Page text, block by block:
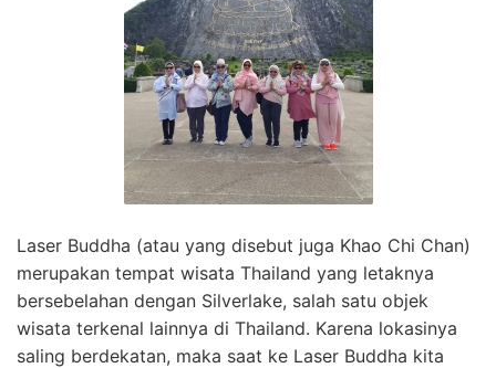
Laser Buddha (atau yang disebut juga Khao Chi Chan)
merupakan tempat wisata Thailand yang letaknya
bersebelahan dengan Silverlake, salah satu objek
wisata terkenal lainnya di Thailand. Karena lokasinya
saling berdekatan, maka saat ke Laser Buddha kita